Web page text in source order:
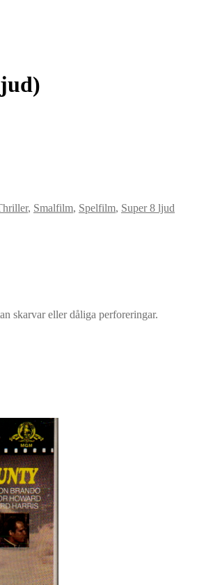
, Smalfilm, Spelfilm, Super 8 ljud
skarvar eller dåliga perforeringar.